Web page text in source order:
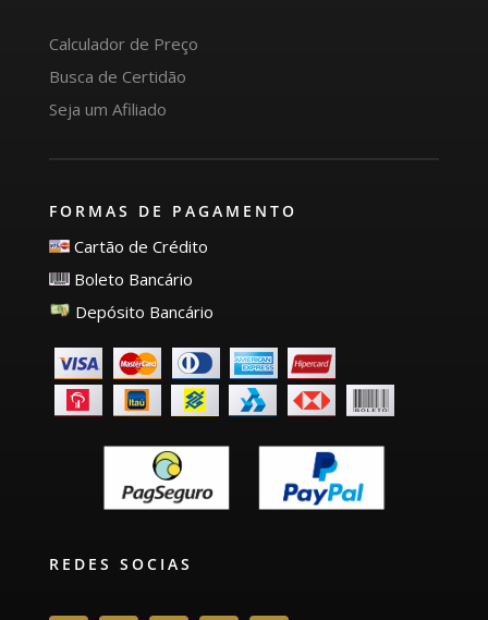
Calculador de Preço
Busca de Certidão
Seja um Afiliado
FORMAS DE PAGAMENTO
Cartão de Crédito
Boleto Bancário
Depósito Bancário
REDES SOCIAS